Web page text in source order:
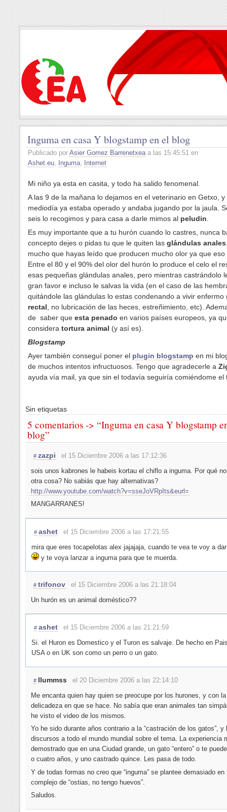
Inguma en casa Y blogstamp en el blog
Publicado por Asier Gomez Barrenetxeaa las 15:45:51 en
Ashet.eu, Inguma, Internet
Mi niño ya esta en casita, y todo ha salido fenomenal.
A las 9 de la mañana lo dejamos en el veterinario en Getxo, y
mediodía ya estaba operado y andaba jugando por la jaula.
seis lo recogimos y para casa a darle mimos al peludin
Es muy importante que a tu hurón cuando lo castres, nunca
concepto dejes o pidas tu que le quiten las glándulas anales
mucho que hayas leído que producen mucho olor ya que eso
Entre el 80 y el 90% del olor del hurón lo produce el celo el
esas pequeñas glándulas anales, pero mientras castrándolo
gran favor e incluso le salvas la vida (en el caso de las
quitándole las glándulas lo estas condenando a vivir enfermo
rectal , no lubricación de las heces, estreñimiento, etc).
de saber que esta penado en varios países europeos, ya
considera tortura animal (y así es).
Blogstamp
Ayer también conseguí poner el plugin blogstamp en mi
de muchos intentos infructuosos. Tengo que agradecerle a
ayuda vía mail, ya que sin el todavía seguiría comiéndome el
Sin etiquetas
5 comentarios -> “Inguma en casa Y blogstamp
blog”
# zazpi
el 15 Diciembre 2006 a las 17:12:36
sois unos kabrones le habeis kortau el chiflo a inguma. Por qué
otra cosa? No sabiás que hay alternativas?
http://www.youtube.com/watch?v=sseJoVRpIts&eurl=
MANGARRANES!
# ashet
el 15 Diciembre 2006 a las 17:21:55
mira que eres tocapelotas alex jajajaja, cuando te vea te voy a
y te voya lanzar a inguma para que te muerda.
# trifonov
el 15 Diciembre 2006 a las 21:18:04
Un hurón es un animal doméstico??
# ashet
el 15 Diciembre 2006 a las 21:21:59
Si. el Huron es Domestico y el Turon es salvaje. De hecho en
USA o en UK son como un perro o un gato.
# llummss
el 20 Diciembre 2006 a las 22:14:10
Me encanta quien hay quien se preocupe por los hurones, y con la
delicadeza en que se hace. No sabía que eran animales tan
he visto el video de los mismos.
Yo he sido durante años contrario a la “castración de los gatos”, y
discursos a todo el mundo mundial sobre el tema. La experiencia
demostrado que en una Ciudad grande, un gato “entero” o te
o cuatro años, y uno castrado quince. Les pasa de todo.
Y de todas formas no creo que “inguma” se plantee demasiado en
complejo de “ostias, no tengo huevos”.
Saludos.